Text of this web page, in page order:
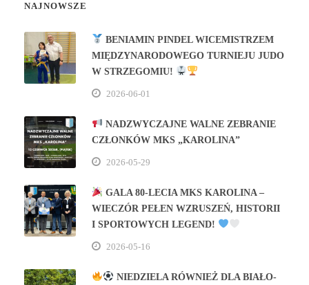
NAJNOWSZE
BENIAMIN PINDEL WICEMISTRZEM
MIĘDZYNARODOWEGO TURNIEJU JUDO
W STRZEGOMIU!
2026-06-01
NADZWYCZAJNE WALNE ZEBRANIE
CZŁONKÓW MKS „KAROLINA”
2026-05-29
GALA 80‑LECIA MKS KAROLINA –
WIECZÓR PEŁEN WZRUSZEŃ, HISTORII
I SPORTOWYCH LEGEND!
2026-05-16
NIEDZIELA RÓWNIEŻ DLA BIAŁO-